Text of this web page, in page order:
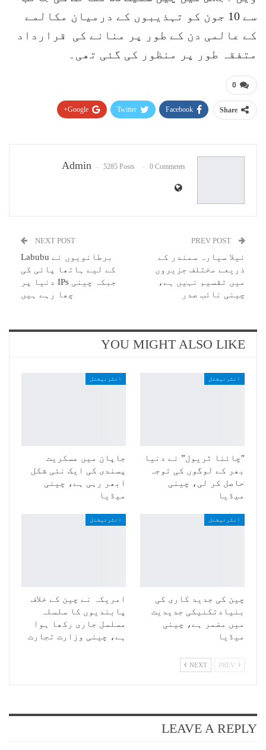
سے 10 جون کو تہذیبوں کے درمیان مکالمے
کے عالمی دن کے طور پر منانے کی قرارداد
متفقہ طور پر منظور کی گئی تھی۔
0
Share
Facebook
Twitter
Google+
Admin 5285 Posts 0 Comments
نیلا سیارہ سمندر کے
ذریعے مختلف جزیروں
میں تقسیم نہیں ہے،
چینی نائب صدر
NEXT POST
برطانویوں نے Labubu
کے لیے ہاتھا پائی کی
جبکہ چینی IPs دنیا پر
چھا رہے ہیں
YOU MIGHT ALSO LIKE
انٹرنیشنل
"چائنا ٹریول” نے دنیا
بھر کے لوگوں کی توجہ
حاصل کر لی، چینی
میڈیا
انٹرنیشنل
جاپان میں عسکریت
پسندی کی ایک نئی شکل
ابھر رہی ہے، چینی
میڈیا
انٹرنیشنل
چین کی جدید کاری کی
بنیادتکنیکی جدیدیت
میں مضمر ہے، چینی
میڈیا
انٹرنیشنل
امریکہ نے چین کے خلاف
پابندیوں کا سلسلہ
مسلسل جاری رکھا ہوا
ہے، چینی وزارت تجارت
NEXT
LEAVE A REPLY